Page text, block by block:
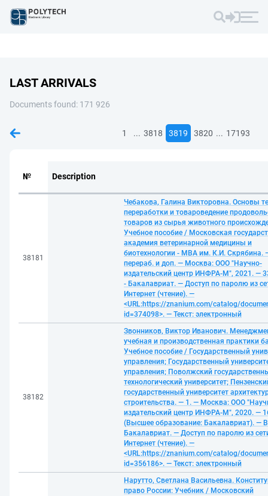
LAST ARRIVALS
Documents found: 171 926
1 ... 3818 3819 3820 ... 17193
№ Description
38181
Чебакова, Галина Викторовна. Основы
переработки и товароведение
товаров из сырья животного
Учебное пособие / Московская
академия ветеринарной медицины и
биотехнологии - МВА им. К.И. Скрябина.
перераб. и доп. — Москва: ООО "Научно-
издательский центр ИНФРА-М", 2021. —
- Бакалавриат. — Доступ по паролю из
Интернет (чтение). —
<URL:https://znanium.com/catalog/
id=374098>. — Текст: электронный
38182
Звонников, Виктор Иванович.
учебная и производственная практики
Учебное пособие / Государственный
управления; Государственный
управления; Поволжский
технологический университет;
государственный университет
строительства. — 1. — Москва: ООО
издательский центр ИНФРА-М", 2020. —
(Высшее образование: Бакалавриат). —
Бакалавриат. — Доступ по паролю из
Интернет (чтение). —
<URL:https://znanium.com/catalog/
id=356186>. — Текст: электронный
Нарутто, Светлана Васильевна.
право России: Учебник / Московский